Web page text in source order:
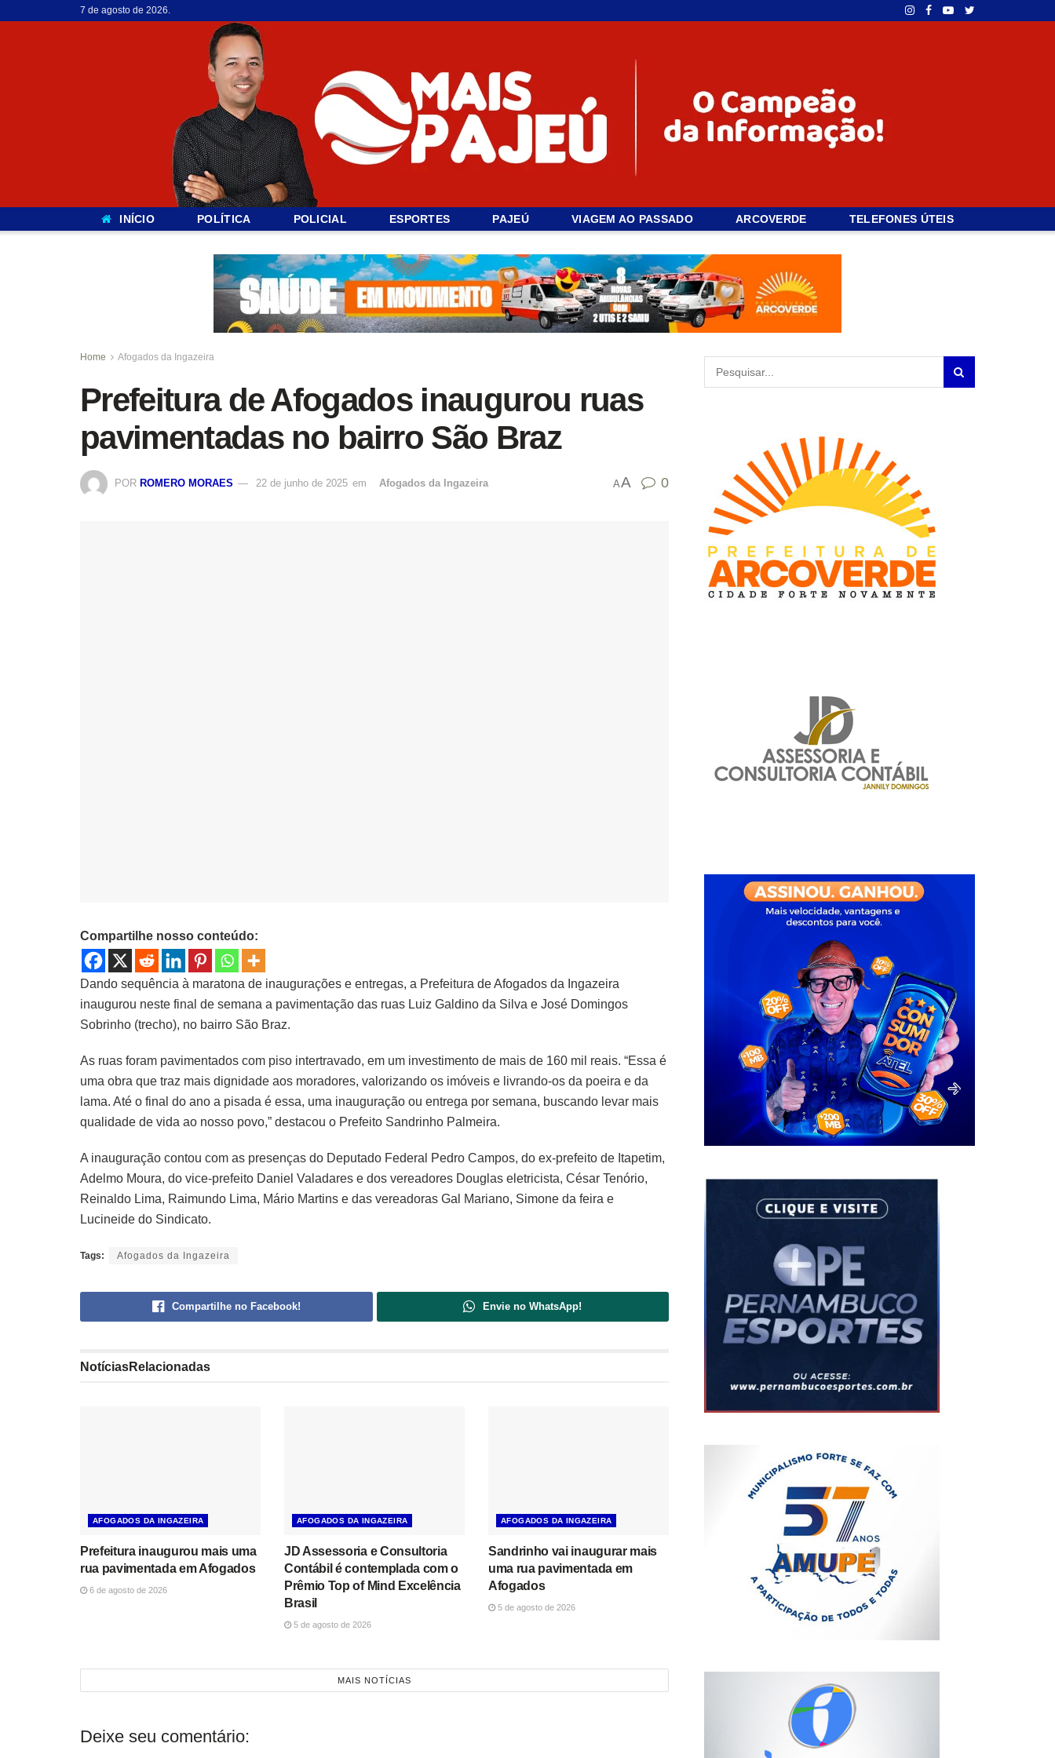
7 de agosto de 2026.
INÍCIO POLÍTICA POLICIAL ESPORTES PAJEÚ VIAGEM AO PASSADO ARCOVERDE TELEFONES ÚTEIS
Home Afogados da Ingazeira
Prefeitura de Afogados inaugurou ruas
pavimentadas no bairro São Braz
POR ROMERO MORAES 22 de junho de 2025 emﾠ Afogados da Ingazeira AA 0
Compartilhe nosso conteúdo:
Dando sequência à maratona de inaugurações e entregas, a Prefeitura de Afogados da Ingazeira
inaugurou neste final de semana a pavimentação das ruas Luiz Galdino da Silva e José Domingos
Sobrinho (trecho), no bairro São Braz.
As ruas foram pavimentados com piso intertravado, em um investimento de mais de 160 mil reais. “Essa é
uma obra que traz mais dignidade aos moradores, valorizando os imóveis e livrando-os da poeira e da
lama. Até o final do ano a pisada é essa, uma inauguração ou entrega por semana, buscando levar mais
qualidade de vida ao nosso povo,” destacou o Prefeito Sandrinho Palmeira.
A inauguração contou com as presenças do Deputado Federal Pedro Campos, do ex-prefeito de Itapetim,
Adelmo Moura, do vice-prefeito Daniel Valadares e dos vereadores Douglas eletricista, César Tenório,
Reinaldo Lima, Raimundo Lima, Mário Martins e das vereadoras Gal Mariano, Simone da feira e
Lucineide do Sindicato.
Tags: Afogados da Ingazeira
Compartilhe no Facebook! Envie no WhatsApp!
NotíciasRelacionadas
AFOGADOS DA INGAZEIRA
Prefeitura inaugurou mais uma
rua pavimentada em Afogados
6 de agosto de 2026
AFOGADOS DA INGAZEIRA
JD Assessoria e Consultoria
Contábil é contemplada com o
Prêmio Top of Mind Excelência
Brasil
5 de agosto de 2026
AFOGADOS DA INGAZEIRA
Sandrinho vai inaugurar mais
uma rua pavimentada em
Afogados
5 de agosto de 2026
MAIS NOTÍCIAS
Deixe seu comentário: